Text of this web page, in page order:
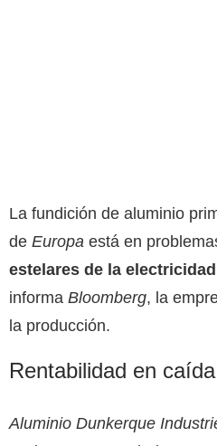
La fundición de aluminio
de Europa está en
estelares de la electricidad
informa Bloomberg, la
la producción.
Rentabilidad en
Aluminio Dunkerque